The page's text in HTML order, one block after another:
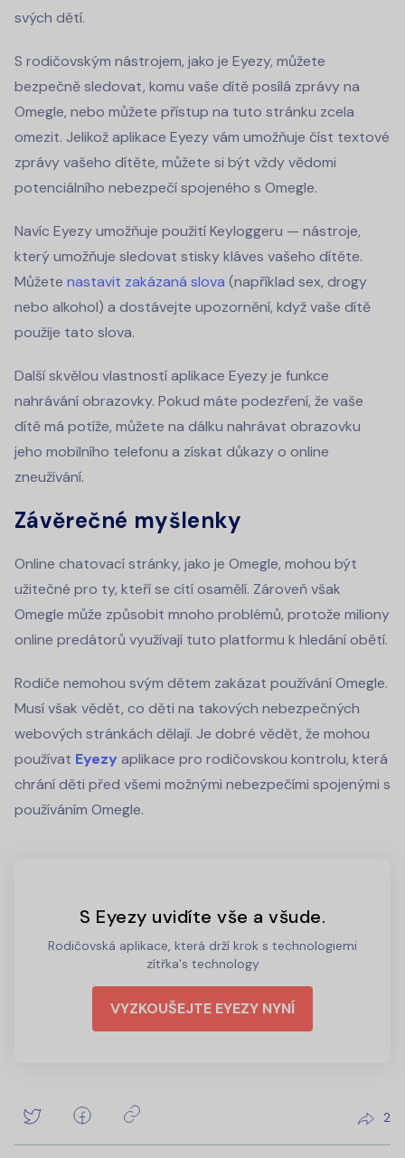
svých dětí.
S rodičovským nástrojem, jako je Eyezy, můžete
bezpečně sledovat, komu vaše dítě posílá zprávy na
Omegle, nebo můžete přístup na tuto stránku zcela
omezit. Jelikož aplikace Eyezy vám umožňuje číst textové
zprávy vašeho dítěte, můžete si být vždy vědomi
potenciálního nebezpečí spojeného s Omegle.
Navíc Eyezy umožňuje použití Keyloggeru — nástroje,
který umožňuje sledovat stisky kláves vašeho dítěte.
Můžete nastavit zakázaná slova (například sex, drogy
nebo alkohol) a dostávejte upozornění, když vaše dítě
použije tato slova.
Další skvělou vlastností aplikace Eyezy je funkce
nahrávání obrazovky. Pokud máte podezření, že vaše
dítě má potíže, můžete na dálku nahrávat obrazovku
jeho mobilního telefonu a získat důkazy o online
zneužívání.
Závěrečné myšlenky
Online chatovací stránky, jako je Omegle, mohou být
užitečné pro ty, kteří se cítí osamělí. Zároveň však
Omegle může způsobit mnoho problémů, protože miliony
online predátorů využívají tuto platformu k hledání obětí.
Rodiče nemohou svým dětem zakázat používání Omegle.
Musí však vědět, co děti na takových nebezpečných
webových stránkách dělají. Je dobré vědět, že mohou
používat Eyezy aplikace pro rodičovskou kontrolu, která
chrání děti před všemi možnými nebezpečími spojenými s
používáním Omegle.
S Eyezy uvidíte vše a všude.
Rodičovská aplikace, která drží krok s technologiemi
zítřka's technology
VYZKOUŠEJTE EYEZY NYNÍ
2